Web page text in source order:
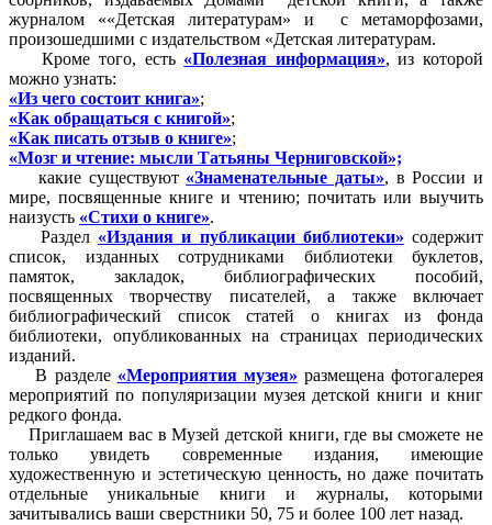
журналом ««Детская литературам» и с метаморфозами,
произошедшими с издательством «Детская литературам.
Кроме того, есть «Полезная информация», из которой
можно узнать:
«Из чего состоит книга»;
«Как обращаться с книгой»;
«Как писать отзыв о книге»;
«Мозг и чтение: мысли Татьяны Черниговской»;
какие существуют «Знаменательные даты», в России и
мире, посвященные книге и чтению; почитать или выучить
наизусть «Стихи о книге».
Раздел «Издания и публикации библиотеки» содержит
список, изданных сотрудниками библиотеки буклетов,
памяток, закладок, библиографических пособий,
посвященных творчеству писателей, а также включает
библиографический список статей о книгах из фонда
библиотеки, опубликованных на страницах периодических
изданий.
В разделе «Мероприятия музея» размещена фотогалерея
мероприятий по популяризации музея детской книги и книг
редкого фонда.
Приглашаем вас в Музей детской книги, где вы сможете не
только увидеть современные издания, имеющие
художественную и эстетическую ценность, но даже почитать
отдельные уникальные книги и журналы, которыми
зачитывались ваши сверстники 50, 75 и более 100 лет назад.